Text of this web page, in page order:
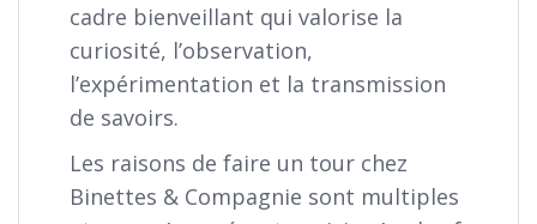
cadre bienveillant qui valorise la
curiosité, l’observation,
l’expérimentation et la transmission
de savoirs.
Les raisons de faire un tour chez
Binettes & Compagnie sont multiples